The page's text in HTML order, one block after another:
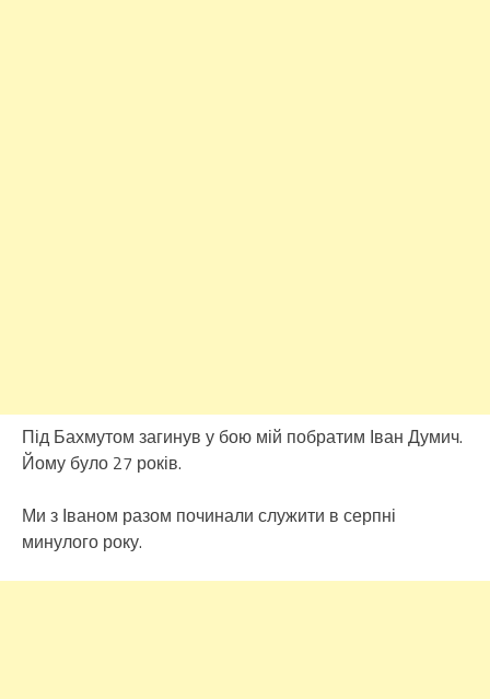
Під Бахмутом загинув у бою мій побратим Іван Думич.
Йому було 27 років.
Ми з Іваном разом починали служити в серпні
минулого року.